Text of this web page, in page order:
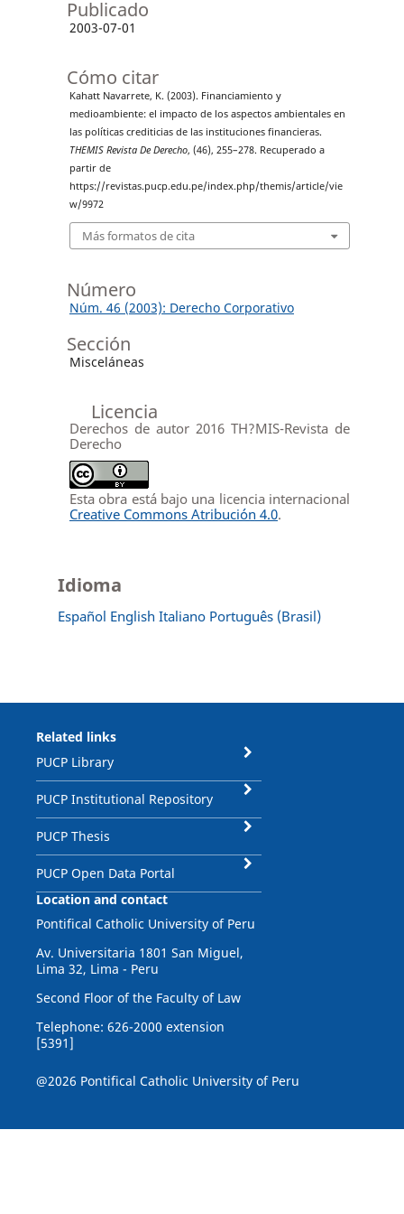
Publicado
2003-07-01
Cómo citar
Kahatt Navarrete, K. (2003). Financiamiento y
medioambiente: el impacto de los aspectos ambientales en
las políticas crediticias de las instituciones financieras.
THEMIS Revista De Derecho, (46), 255–278. Recuperado a
partir de
https://revistas.pucp.edu.pe/index.php/themis/article/vie
w/9972
Más formatos de cita
Número
Núm. 46 (2003): Derecho Corporativo
Sección
Misceláneas
Licencia
Derechos de autor 2016 TH?MIS-Revista de
Derecho
Esta obra está bajo una licencia internacional
Creative Commons Atribución 4.0.
Idioma
Español English Italiano Português (Brasil)
Related links
PUCP Library
PUCP Institutional Repository
PUCP Thesis
PUCP Open Data Portal
Location and contact
Pontifical Catholic University of Peru
Av. Universitaria 1801 San Miguel,
Lima 32, Lima - Peru
Second Floor of the Faculty of Law
Telephone: 626-2000 extension
[5391]
@2026 Pontifical Catholic University of Peru